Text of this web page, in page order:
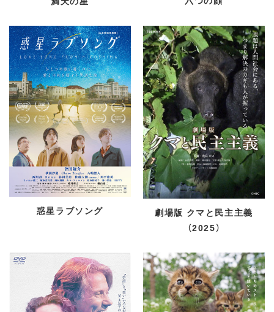
惑星ラブソング
劇場版 クマと民主主義
（2025）